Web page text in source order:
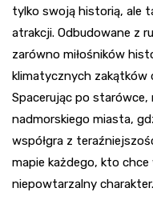
tylko swoją historią, ale
atrakcji. Odbudowane z
zarówno miłośników
klimatycznych zakątków
Spacerując po
nadmorskiego miasta,
współgra z
mapie każdego, kto chce
niepowtarzalny charakter.